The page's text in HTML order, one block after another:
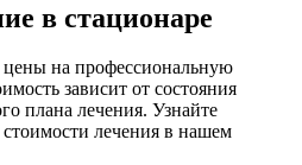
в стационаре
на профессиональную
зависит от состояния
плана лечения. Узнайте
лечения в нашем